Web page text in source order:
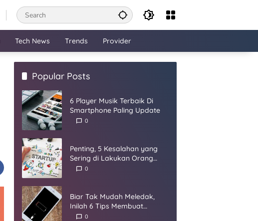
Tech News Trends Provider
Popular Posts
6 Player Musik Terbaik Di
Smartphone Paling Update
0
Penting, 5 Kesalahan yang
Sering di Lakukan Orang
Dalam Membangun Startup
0
Biar Tak Mudah Meledak,
Inilah 6 Tips Membuat
Baterai Smartphone Panjang
0